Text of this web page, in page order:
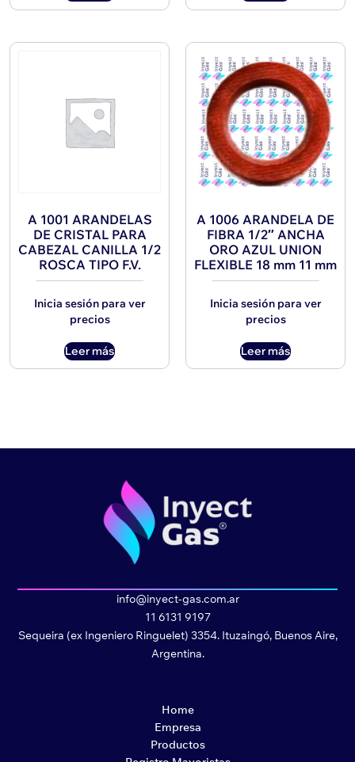
A 1001 ARANDELAS
DE CRISTAL PARA
CABEZAL CANILLA 1/2
ROSCA TIPO F.V.
Inicia sesión para ver
precios
Leer más
A 1006 ARANDELA DE
FIBRA 1/2″ ANCHA
ORO AZUL UNION
FLEXIBLE 18 mm 11 mm
Inicia sesión para ver
precios
Leer más
info@inyect-gas.com.ar
11 6131 9197
Sequeira (ex Ingeniero Ringuelet) 3354. Ituzaingó, Buenos Aire,
Argentina.
Home
Empresa
Productos